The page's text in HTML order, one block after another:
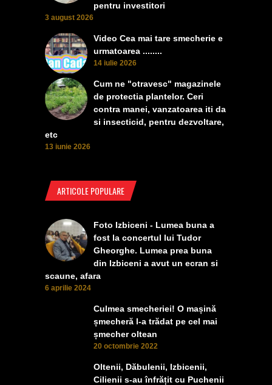
pentru investitori
3 august 2026
Video Cea mai tare smecherie e
urmatoarea ........
14 iulie 2026
Cum ne "otravesc" magazinele
de protectia plantelor. Ceri
contra manei, vanzatoarea iti da
si insecticid, pentru dezvoltare,
etc
13 iunie 2026
ARTICOLE POPULARE
Foto Izbiceni - Lumea buna a
fost la concertul lui Tudor
Gheorghe. Lumea prea buna
din Izbiceni a avut un ecran si
scaune, afara
6 aprilie 2024
Culmea smecheriei! O mașină
șmecheră l-a trădat pe cel mai
șmecher oltean
20 octombrie 2022
Oltenii, Dăbulenii, Izbicenii,
Cilienii s-au înfrățit cu Puchenii